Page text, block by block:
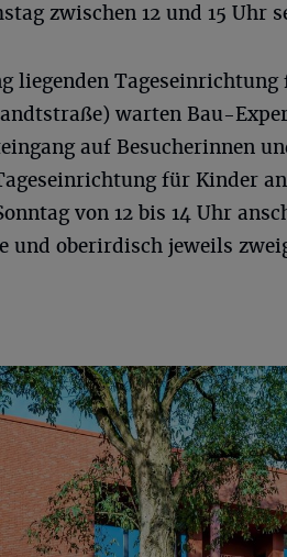
zwischen 12 und 15 Uhr
liegenden
warten Bau-
auf Besucherinnen
für Kinder
von 12 bis 14 Uhr
und oberirdisch jeweils